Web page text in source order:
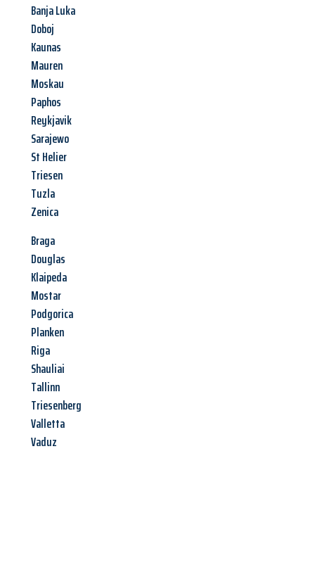
Banja Luka
Doboj
Kaunas
Mauren
Moskau
Paphos
Reykjavik
Sarajewo
St Helier
Triesen
Tuzla
Zenica
Braga
Douglas
Klaipeda
Mostar
Podgorica
Planken
Riga
Shauliai
Tallinn
Triesenberg
Valletta
Vaduz